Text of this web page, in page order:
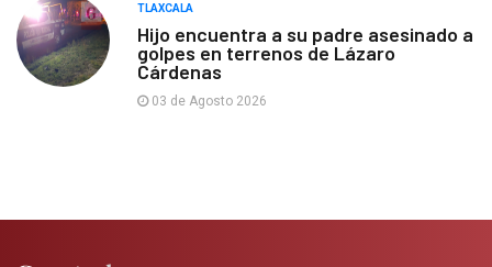
TLAXCALA
Hijo encuentra a su padre asesinado a
golpes en terrenos de Lázaro
Cárdenas
03 de Agosto 2026